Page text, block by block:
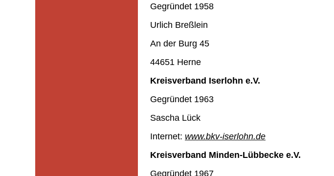
Gegründet 1958
Urlich Breßlein
An der Burg 45
44651 Herne
Kreisverband Iserlohn e.V.
Gegründet 1963
Sascha Lück
Internet: www.bkv-iserlohn.de
Kreisverband Minden-Lübbecke e.V.
Gegründet 1967